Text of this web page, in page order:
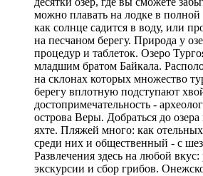
можно плавать на лодке в
как солнце садится в воду, или
на песчаном берегу. Природа у
процедур и таблеток. Озеро
младшим братом Байкала.
на склонах которых множество
берегу вплотную подступают
достопримечательность -
острова Веры. Добраться до
яхте. Пляжей много: как
среди них и общественный - с
Развлечения здесь на любой
экскурсии и сбор грибов.